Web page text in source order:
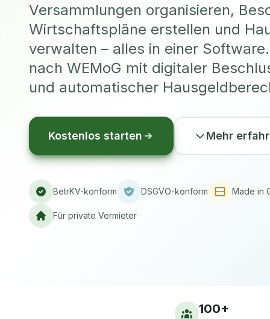
Versammlungen organisieren,
Wirtschaftspläne erstellen und
verwalten – alles in einer
nach WEMoG mit digitaler
und automatischer
Kostenlos starten Mehr
BetrKV-konform DSGVO-konform Made in
Für private Vermieter
100+